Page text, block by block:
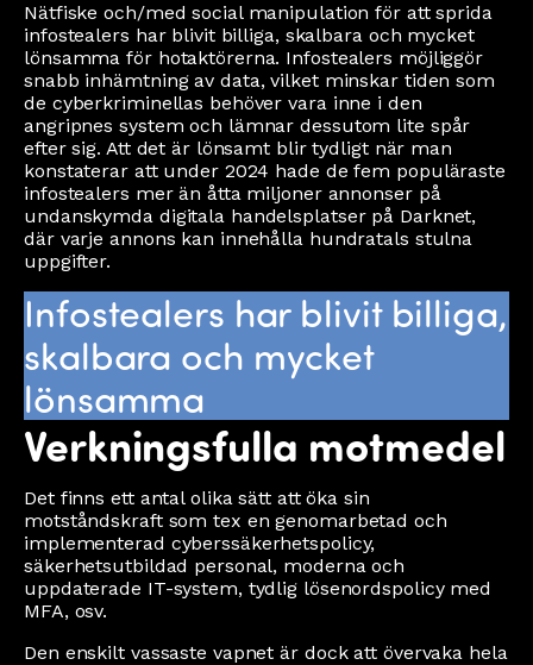
Nätfiske och/med social manipulation för att sprida
infostealers har blivit billiga, skalbara och mycket
lönsamma för hotaktörerna. Infostealers möjliggör
snabb inhämtning av data, vilket minskar tiden som
de cyberkriminellas behöver vara inne i den
angripnes system och lämnar dessutom lite spår
efter sig. Att det är lönsamt blir tydligt när man
konstaterar att under 2024 hade de fem populäraste
infostealers mer än åtta miljoner annonser på
undanskymda digitala handelsplatser på Darknet,
där varje annons kan innehålla hundratals stulna
uppgifter.
Infostealers har blivit billiga,
skalbara och mycket
lönsamma
Verkningsfulla motmedel
Det finns ett antal olika sätt att öka sin
motståndskraft som tex en genomarbetad och
implementerad cyberssäkerhetspolicy,
säkerhetsutbildad personal, moderna och
uppdaterade IT-system, tydlig lösenordspolicy med
MFA, osv.
Den enskilt vassaste vapnet är dock att övervaka hela